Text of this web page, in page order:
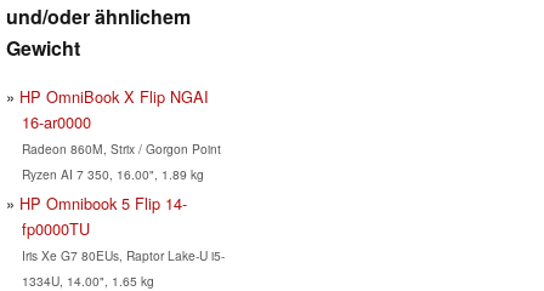
und/oder ähnlichem
Gewicht
HP OmniBook X Flip NGAI
16-ar0000
Radeon 860M, Strix / Gorgon Point
Ryzen AI 7 350, 16.00", 1.89 kg
HP Omnibook 5 Flip 14-
fp0000TU
Iris Xe G7 80EUs, Raptor Lake-U i5-
1334U, 14.00", 1.65 kg